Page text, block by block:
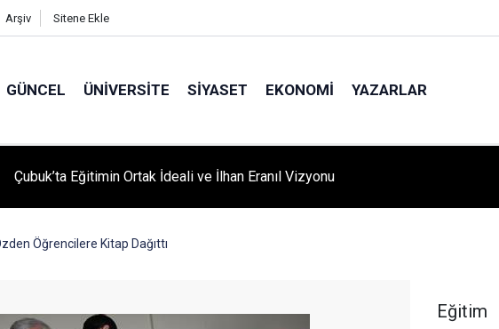
Arşiv Sitene Ekle
GÜNCEL ÜNIVERSITE SIYASET EKONOMI YAZARLAR
ÇUBUK’TA ‘YAZA MERHABA’ COŞKUSU: Kursiyerler Gönüllerince Eğlendi!
Öğrencilere Kitap Dağıttı
Eğitim